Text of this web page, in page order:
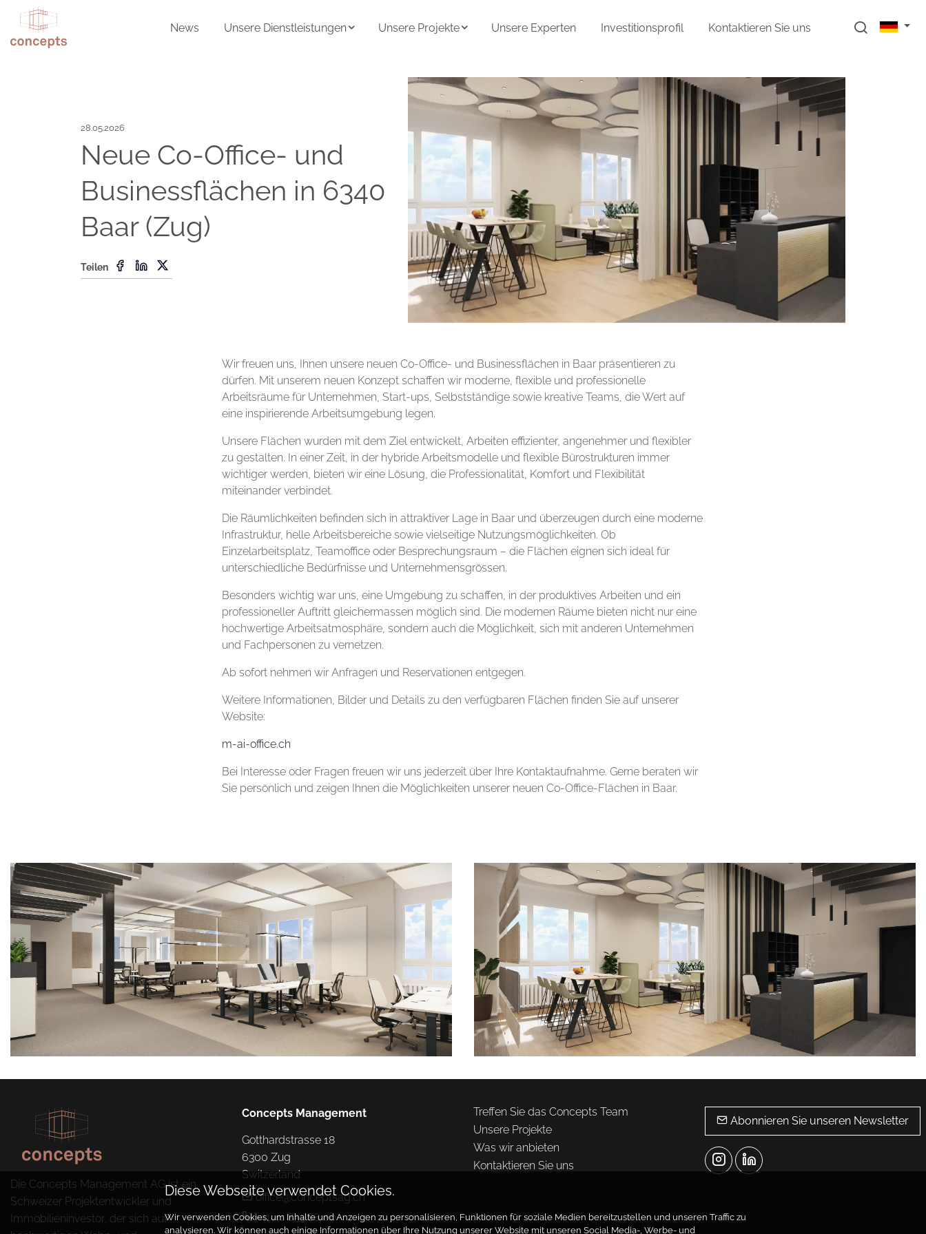
Skip to main content
News
Unsere Dienstleistungen Unsere Projekte Unsere Experten Investitionsprofil Kontaktieren Sie uns
28.05.2026
Neue Co-Office- und
Businessflächen in 6340
Baar (Zug)
Teilen
Wir freuen uns, Ihnen unsere neuen Co-Office- und Businessflächen in Baar präsentieren zu
dürfen. Mit unserem neuen Konzept schaffen wir moderne, flexible und professionelle
Arbeitsräume für Unternehmen, Start-ups, Selbstständige sowie kreative Teams, die Wert auf
eine inspirierende Arbeitsumgebung legen.
Unsere Flächen wurden mit dem Ziel entwickelt, Arbeiten effizienter, angenehmer und flexibler
zu gestalten. In einer Zeit, in der hybride Arbeitsmodelle und flexible Bürostrukturen immer
wichtiger werden, bieten wir eine Lösung, die Professionalität, Komfort und Flexibilität
miteinander verbindet.
Die Räumlichkeiten befinden sich in attraktiver Lage in Baar und überzeugen durch eine moderne
Infrastruktur, helle Arbeitsbereiche sowie vielseitige Nutzungsmöglichkeiten. Ob
Einzelarbeitsplatz, Teamoffice oder Besprechungsraum – die Flächen eignen sich ideal für
unterschiedliche Bedürfnisse und Unternehmensgrössen.
Besonders wichtig war uns, eine Umgebung zu schaffen, in der produktives Arbeiten und ein
professioneller Auftritt gleichermassen möglich sind. Die modernen Räume bieten nicht nur eine
hochwertige Arbeitsatmosphäre, sondern auch die Möglichkeit, sich mit anderen Unternehmen
und Fachpersonen zu vernetzen.
Ab sofort nehmen wir Anfragen und Reservationen entgegen.
Weitere Informationen, Bilder und Details zu den verfügbaren Flächen finden Sie auf unserer
Website:
m-ai-office.ch
Bei Interesse oder Fragen freuen wir uns jederzeit über Ihre Kontaktaufnahme. Gerne beraten wir
Sie persönlich und zeigen Ihnen die Möglichkeiten unserer neuen Co-Office-Flächen in Baar.
Die Concepts Management AG ist ein
Schweizer Projektentwickler und
Immobilieninvestor, der sich auf
Concepts Management
Gotthardstrasse 18
6300 Zug
Switzerland
office@conceptsag.ch
+41 41 833 88 00
Treffen Sie das Concepts Team
Unsere Projekte
Was wir anbieten
Kontaktieren Sie uns
Abonnieren Sie unseren Newsletter
Diese Webseite verwendet Cookies.
Wir verwenden Cookies, um Inhalte und Anzeigen zu personalisieren, Funktionen für soziale Medien bereitzustellen und unseren Traffic zu
analysieren. Wir können auch einige Informationen über Ihre Nutzung unserer Website mit unseren Social Media-, Werbe- und